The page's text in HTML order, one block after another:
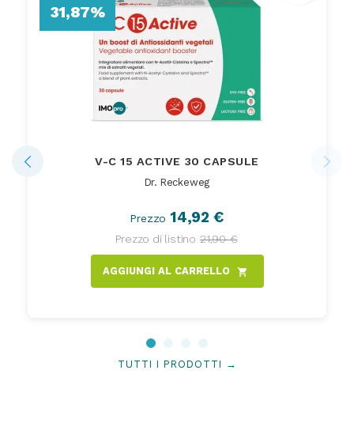
V-C 15 ACTIVE 30 CAPSULE
Dr. Reckeweg
Prezzo 14,92 €
Prezzo di listino 21,90 €
AGGIUNGI AL CARRELLO shopping_cart
31,87%
TUTTI I PRODOTTI →